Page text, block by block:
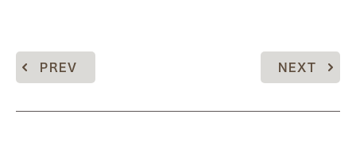
PREV NEXT